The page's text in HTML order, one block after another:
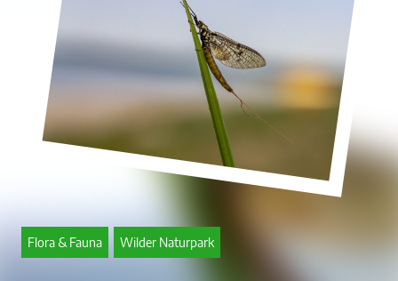
Flora & Fauna Wilder Naturpark